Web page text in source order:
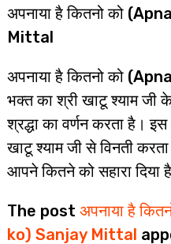
अपनाया है कितनो को
Mittal
अपनाया है कितनो को
भक्त का श्री खाटू श्याम जी
श्रद्धा का वर्णन करता है।
खाटू श्याम जी से विनती
आपने कितने को सहारा दिया
The post अपनाया है
ko) Sanjay Mittal